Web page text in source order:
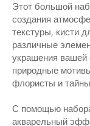
Этот большой
создания
текстуры, кисти
различные
украшения вашей
природные
флористы и
С помощью
акварельный